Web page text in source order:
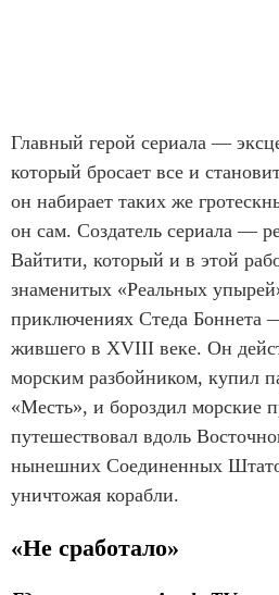
Главный герой сериала —
который бросает все и
он набирает таких же
он сам. Создатель сериала —
Вайтити, который и в этой
знаменитых «Реальных
приключениях Стеда Боннета
жившего в XVIII веке. Он
морским разбойником, купил
«Месть», и бороздил морские
путешествовал вдоль
нынешних Соединенных
уничтожая корабли.
«Не сработало»